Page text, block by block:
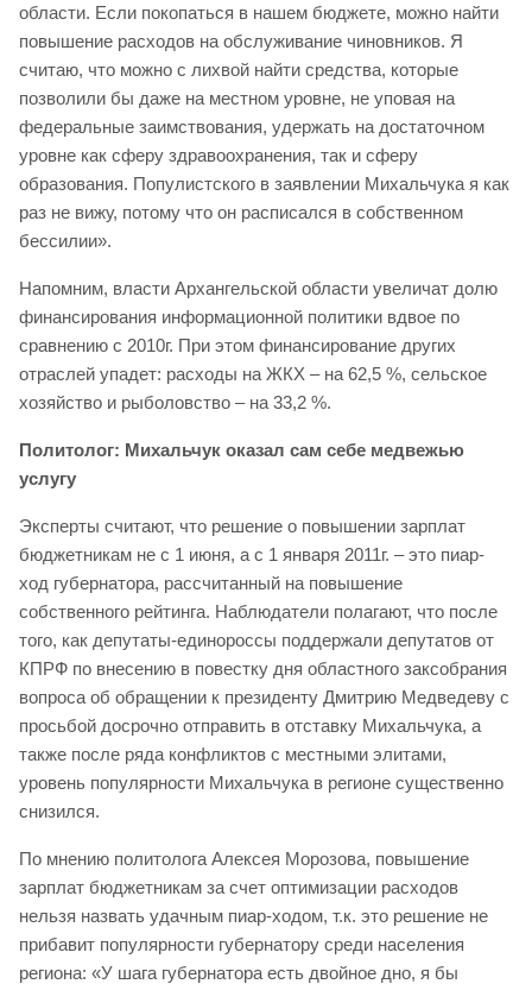
области. Если покопаться в нашем бюджете, можно найти
повышение расходов на обслуживание чиновников. Я
считаю, что можно с лихвой найти средства, которые
позволили бы даже на местном уровне, не уповая на
федеральные заимствования, удержать на достаточном
уровне как сферу здравоохранения, так и сферу
образования. Популистского в заявлении Михальчука я как
раз не вижу, потому что он расписался в собственном
бессилии».
Напомним, власти Архангельской области увеличат долю
финансирования информационной политики вдвое по
сравнению с 2010г. При этом финансирование других
отраслей упадет: расходы на ЖКХ – на 62,5 %, сельское
хозяйство и рыболовство – на 33,2 %.
Политолог: Михальчук оказал сам себе медвежью
услугу
Эксперты считают, что решение о повышении зарплат
бюджетникам не с 1 июня, а с 1 января 2011г. – это пиар-
ход губернатора, рассчитанный на повышение
собственного рейтинга. Наблюдатели полагают, что после
того, как депутаты-единороссы поддержали депутатов от
КПРФ по внесению в повестку дня областного заксобрания
вопроса об обращении к президенту Дмитрию Медведеву с
просьбой досрочно отправить в отставку Михальчука, а
также после ряда конфликтов с местными элитами,
уровень популярности Михальчука в регионе существенно
снизился.
По мнению политолога Алексея Морозова, повышение
зарплат бюджетникам за счет оптимизации расходов
нельзя назвать удачным пиар-ходом, т.к. это решение не
прибавит популярности губернатору среди населения
региона: «У шага губернатора есть двойное дно, я бы